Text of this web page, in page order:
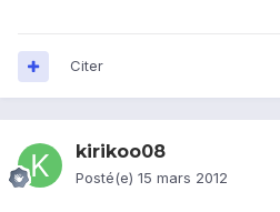
Citer
kirikoo08
Posté(e) 15 mars 2012